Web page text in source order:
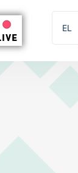
EL
EN